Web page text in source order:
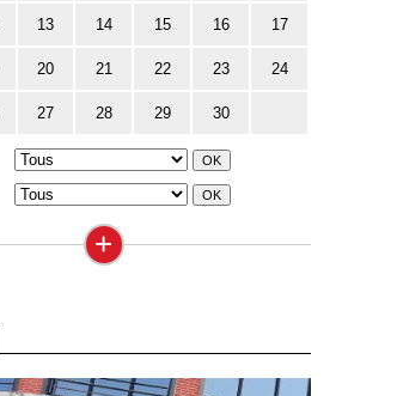
13 14 15 16 17
20 21 22 23 24
27 28 29 30
+